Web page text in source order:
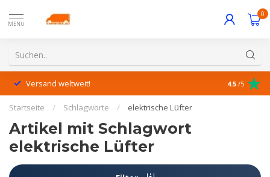
MENU
0
Versand weltweit! 4.5 /5
Startseite / Schlagworte / elektrische Lüfter
Artikel mit Schlagwort
elektrische Lüfter